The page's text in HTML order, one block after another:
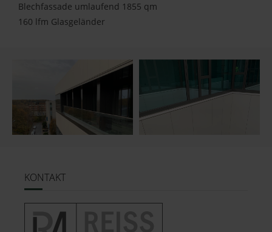
Blechfassade umlaufend 1855 qm
160 lfm Glasgeländer
KONTAKT